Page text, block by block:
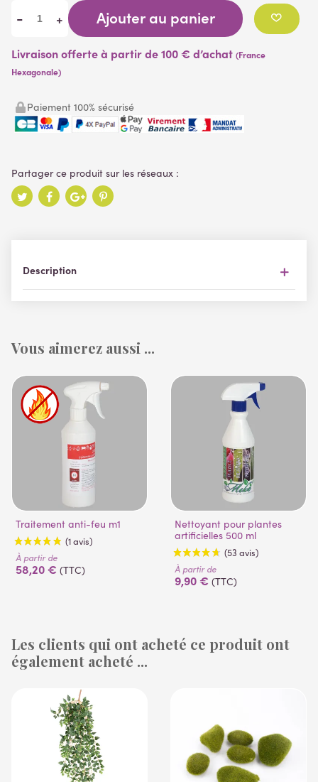
- + Ajouter au panier
Livraison offerte à partir de 100 € d’achat (France
Hexagonale)
Paiement 100% sécurisé
Description
Vous aimerez aussi ...
Traitement anti-feu m1
(1 avis)
À partir de
58,20 € (TTC)
Nettoyant pour plantes
artificielles 500 ml
À partir de
9,90 € (TTC)
Les clients qui ont acheté ce produit ont
également acheté ...